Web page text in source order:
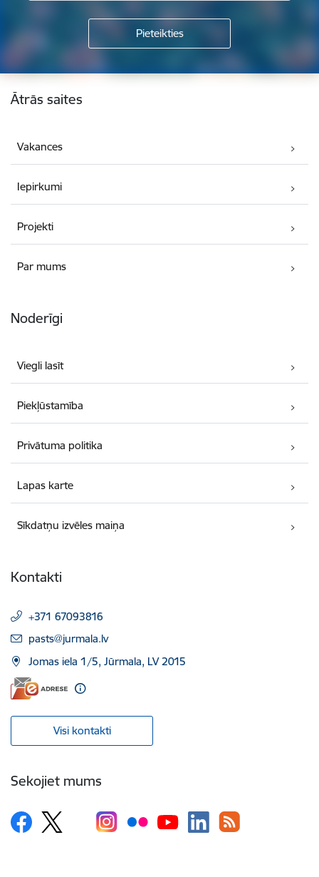
Kājene
Ātrās saites
Vakances
Iepirkumi
Projekti
Par mums
Noderīgi
Viegli lasīt
Piekļūstamība
Privātuma politika
Lapas karte
Sīkdatņu izvēles maiņa
Kontakti
+371 67093816
E-pasts:
pasts@jurmala.lv
Jomas iela 1/5, Jūrmala, LV 2015
Visi kontakti
Sekojiet mums